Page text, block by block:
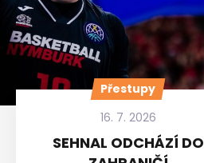
Přestupy
16. 7. 2026
SEHNAL ODCHÁZÍ DO